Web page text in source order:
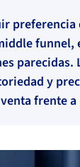
y
frente